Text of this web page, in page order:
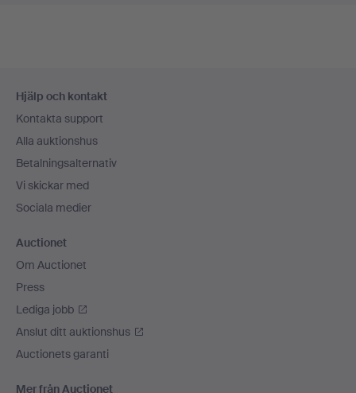
Hjälp och kontakt
Kontakta support
Alla auktionshus
Betalningsalternativ
Vi skickar med
Sociala medier
Auctionet
Om Auctionet
Press
Lediga jobb
Anslut ditt auktionshus
Auctionets garanti
Mer från Auctionet